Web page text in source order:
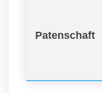
Patenschaft